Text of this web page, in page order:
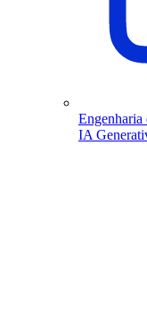
Engenharia
IA